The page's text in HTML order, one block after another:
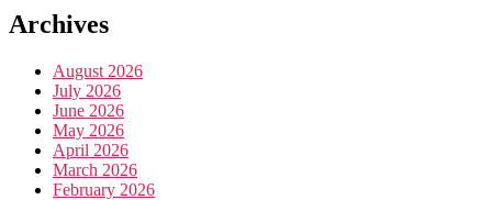
Archives
August 2026
July 2026
June 2026
May 2026
April 2026
March 2026
February 2026